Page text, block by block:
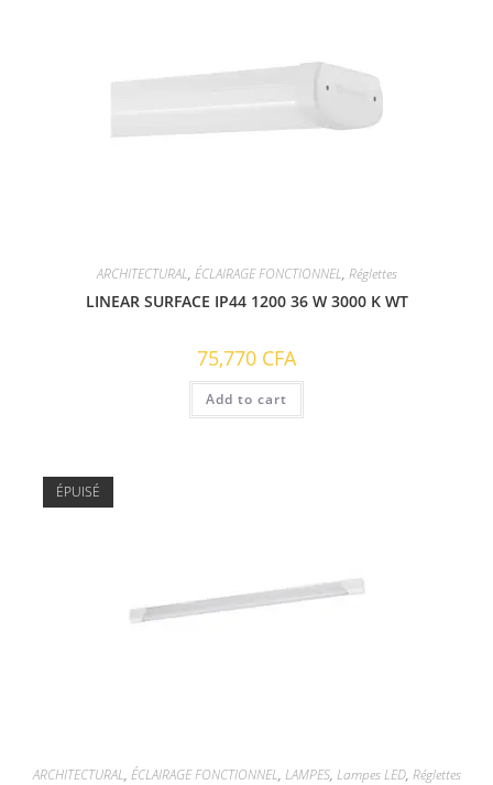
ARCHITECTURAL, ÉCLAIRAGE FONCTIONNEL, Réglettes
LINEAR SURFACE IP44 1200 36 W 3000 K WT
75,770 CFA
Add to cart
ÉPUISÉ
ARCHITECTURAL, ÉCLAIRAGE FONCTIONNEL, LAMPES, Lampes LED, Réglettes